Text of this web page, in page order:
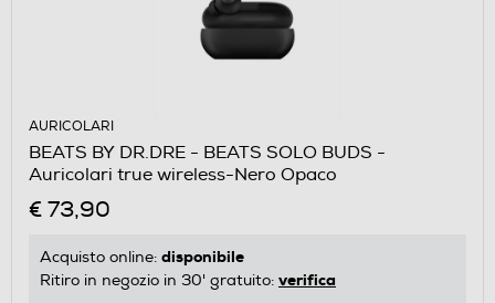
AURICOLARI
BEATS BY DR.DRE - BEATS SOLO BUDS -
Auricolari true wireless-Nero Opaco
€ 73,90
Acquisto online: disponibile
Ritiro in negozio in 30' gratuito: verifica